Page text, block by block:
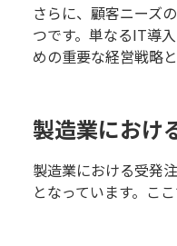
さらに、顧客ニーズ
つです。単なるIT導
めの重要な経営戦略
製造業におけ
製造業における受発
となっています。こ